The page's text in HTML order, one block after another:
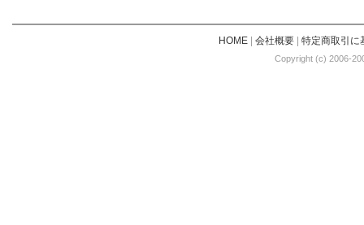
HOME| 会社概要| 特定商取引に
Copyright (c) 2006-